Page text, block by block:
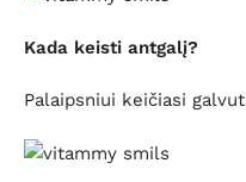
Kada keisti antgalį?
Palaipsniui keičiasi